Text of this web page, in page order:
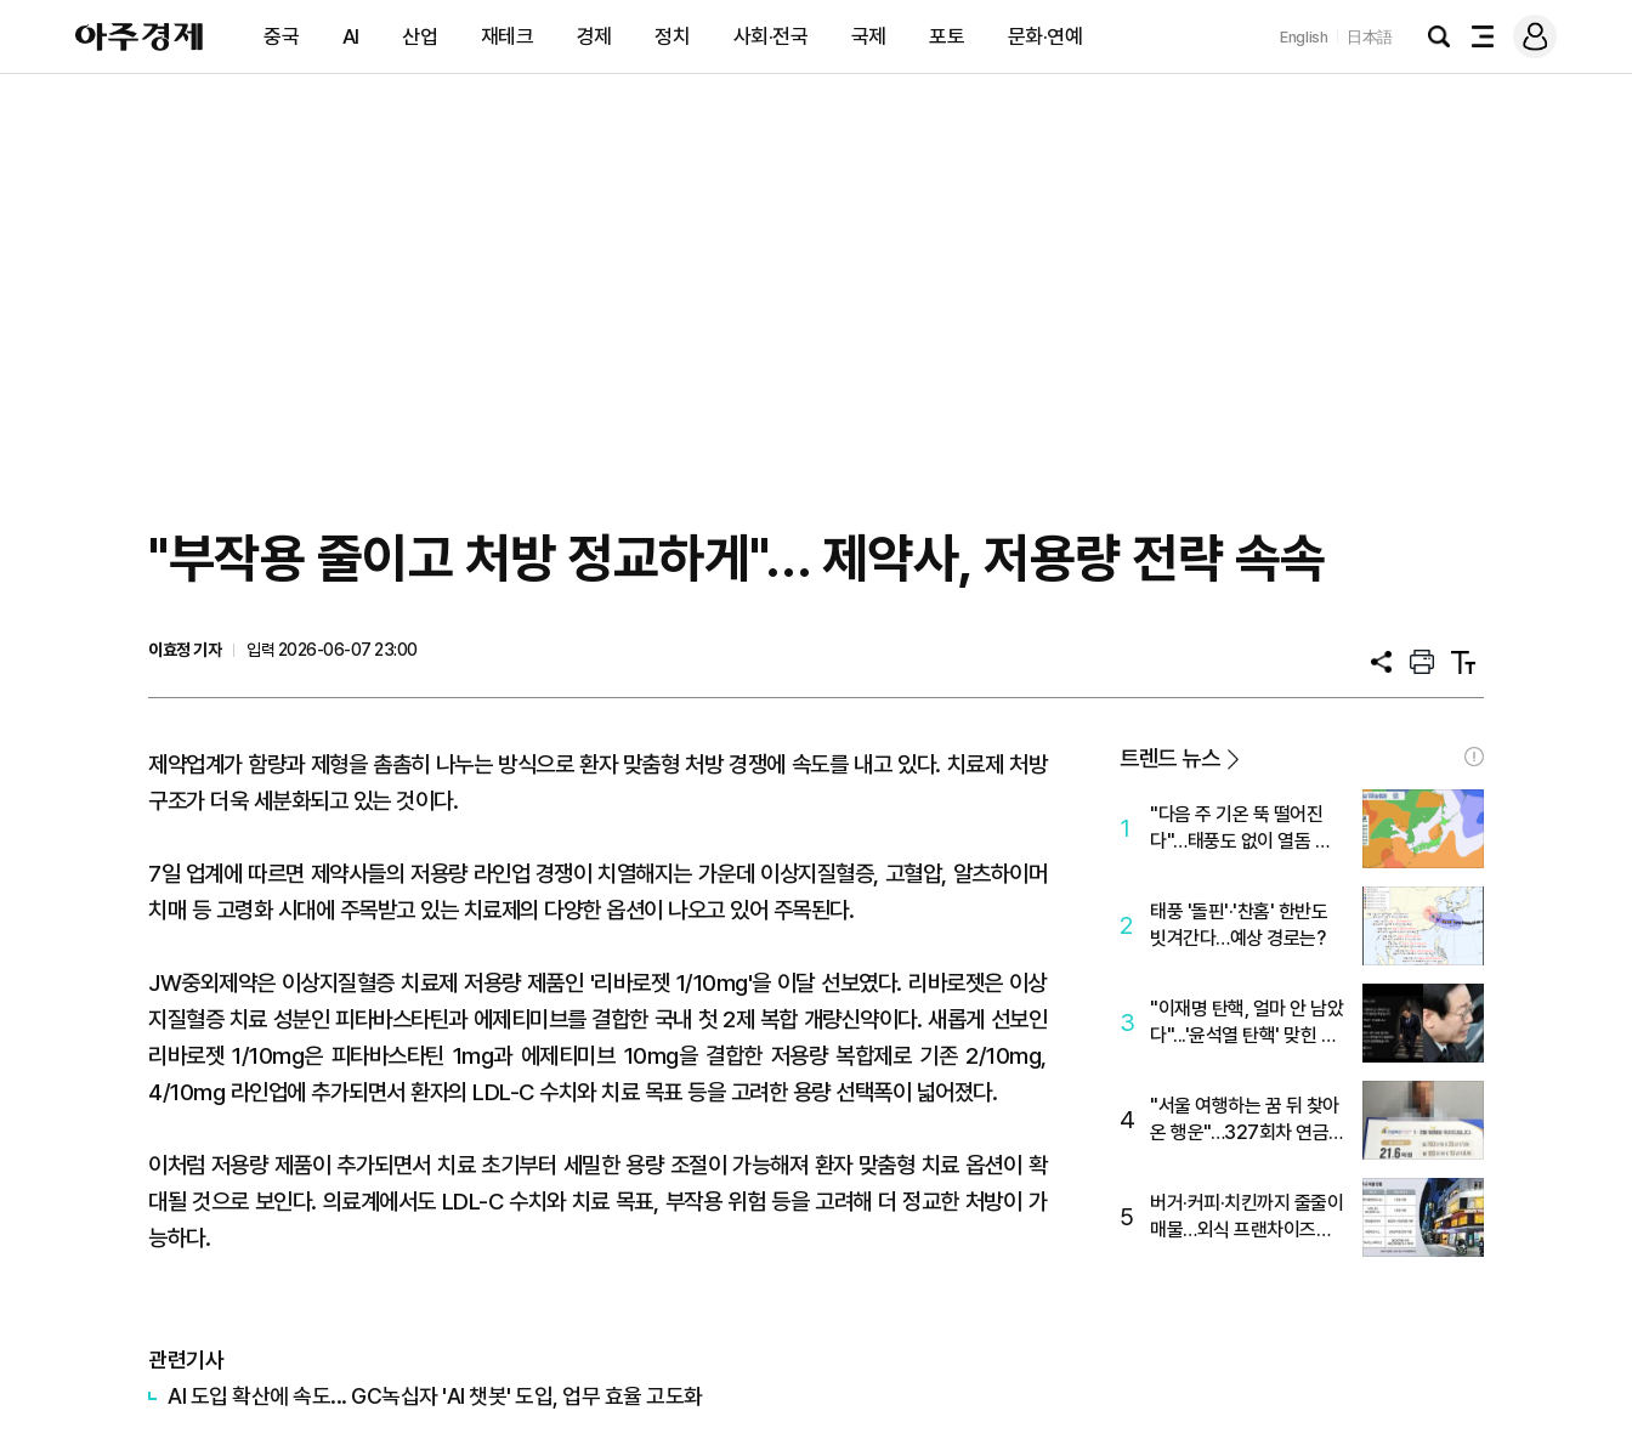
아
주
제
중국 AI 산업 재테크 경제 정치 사회·전국 국제 포토 문화·연예 English 日本語
검
전
메
그
"부작용 줄이고 처방 정교하게"… 제약사, 저용량 전략 속속
이효정 기자
입력 2026-06-07 23:00
공
프
트
텍
트
제약업계가 함량과 제형을 촘촘히 나누는 방식으로 환자 맞춤형 처방 경쟁에 속도를 내고 있다. 치료제 처방
구조가 더욱 세분화되고 있는 것이다.
7일 업계에 따르면 제약사들의 저용량 라인업 경쟁이 치열해지는 가운데 이상지질혈증, 고혈압, 알츠하이머
치매 등 고령화 시대에 주목받고 있는 치료제의 다양한 옵션이 나오고 있어 주목된다.
JW중외제약은 이상지질혈증 치료제 저용량 제품인 '리바로젯 1/10mg'을 이달 선보였다. 리바로젯은 이상
지질혈증 치료 성분인 피타바스타틴과 에제티미브를 결합한 국내 첫 2제 복합 개량신약이다. 새롭게 선보인
리바로젯 1/10mg은 피타바스타틴 1mg과 에제티미브 10mg을 결합한 저용량 복합제로 기존 2/10mg,
4/10mg 라인업에 추가되면서 환자의 LDL-C 수치와 치료 목표 등을 고려한 용량 선택폭이 넓어졌다.
이처럼 저용량 제품이 추가되면서 치료 초기부터 세밀한 용량 조절이 가능해져 환자 맞춤형 치료 옵션이 확
대될 것으로 보인다. 의료계에서도 LDL-C 수치와 치료 목표, 부작용 위험 등을 고려해 더 정교한 처방이 가
능하다.
관련기사
AI 도입 확산에 속도... GC녹십자 'AI 챗봇' 도입, 업무 효율 고도화
트렌드 뉴스
1
"다음 주 기온 뚝 떨어진
다"…태풍도 없이 열돔 박
2
태풍 '돌핀'·'찬홈' 한반도
빗겨간다…예상 경로는?
3
"이재명 탄핵, 얼마 안 남았
다"...'윤석열 탄핵' 맞힌 무
4
"서울 여행하는 꿈 뒤 찾아
온 행운"…327회차 연금
5
버거·커피·치킨까지 줄줄이
매물…외식 프랜차이즈